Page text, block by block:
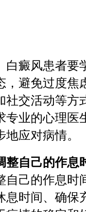
癜风患者要
，避免过度焦
社交活动等方
专业的心理医
应对病情。
整自己的作息
自己的作息时
息时间、确保